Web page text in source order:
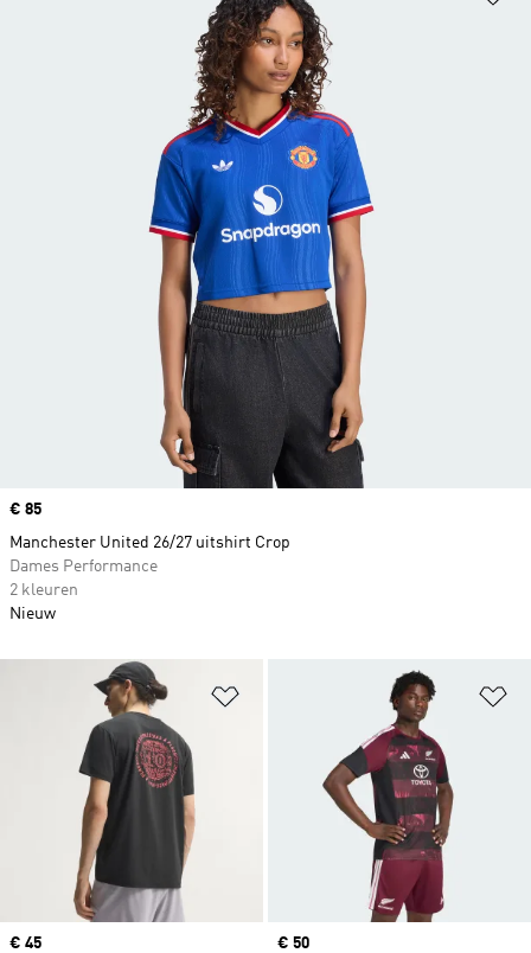
Op verlanglijst zetten
Price
€ 45
Price
€ 50
Price
€ 85
Manchester United 26/27 uitshirt Crop
Dames Performance
2 kleuren
Nieuw